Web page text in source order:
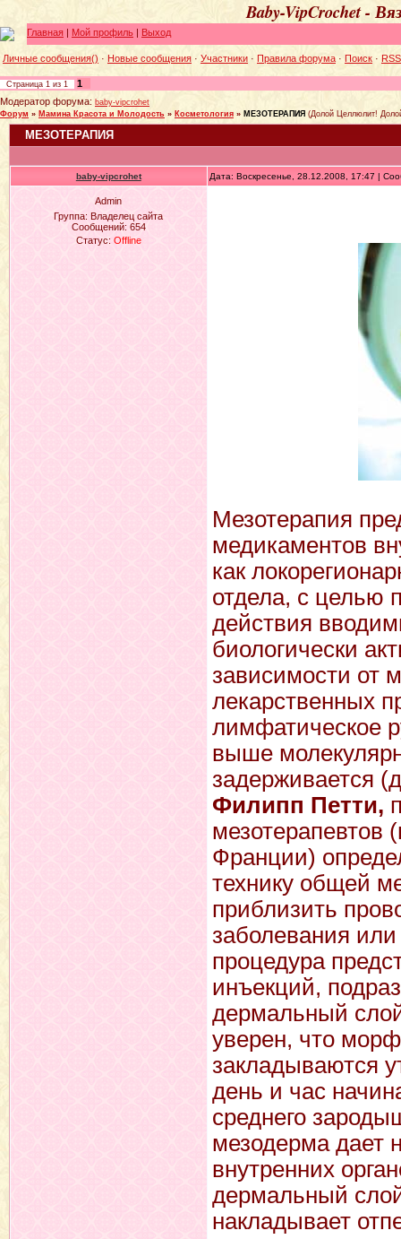
Baby-VipCrochet -
Главная | Мой профиль | Выход
Личные сообщения() · Новые сообщения · Участники · Правила форума · Поиск · RSS
Страница 1 из 1
1
Модератор форума: baby-vipcrohet
Форум » Мамина Красота и Молодость » Косметология » МЕЗОТЕРАПИЯ (Долой Целлюлит!
МЕЗОТЕРАПИЯ
baby-vipcrohet Дата: Воскресенье, 28.12.2008, 17:47 |
Admin
Группа: Владелец сайта
Сообщений: 654
Статус: Offline
Мезотерапия
медикаментов
как
отдела, с целью
действия
биологически
зависимости от
лекарственных
лимфатическое
выше
задерживается
Филипп Петти,
мезотерапевтов
Франции)
технику общей
приблизить
заболевания
процедура
инъекций,
дермальный
уверен, что
закладываются
день и час
среднего
мезодерма дает
внутренних
дермальный
накладывает